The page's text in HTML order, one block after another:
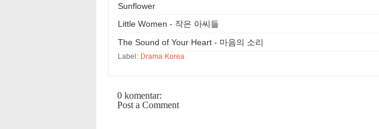
Sunflower
Little Women - 작은 아씨들
The Sound of Your Heart - 마음의 소리
Label: Drama Korea
0 komentar:
Post a Comment